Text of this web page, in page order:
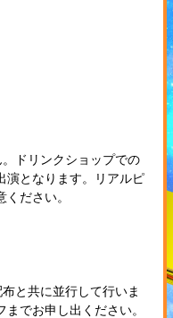
ドリンクショップでの
演となります。リアルピ
ださい。
と共に並行して行いま
でお申し出ください。